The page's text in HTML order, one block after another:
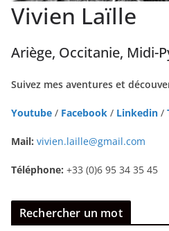
Vivien Laïlle
Ariège, Occitanie, Midi-
Suivez mes aventures et
Youtube / Facebook / Linkedin /
Mail: vivien.laille@gmail.com
Téléphone: +33 (0)6 95 34 35 45
Rechercher un mot